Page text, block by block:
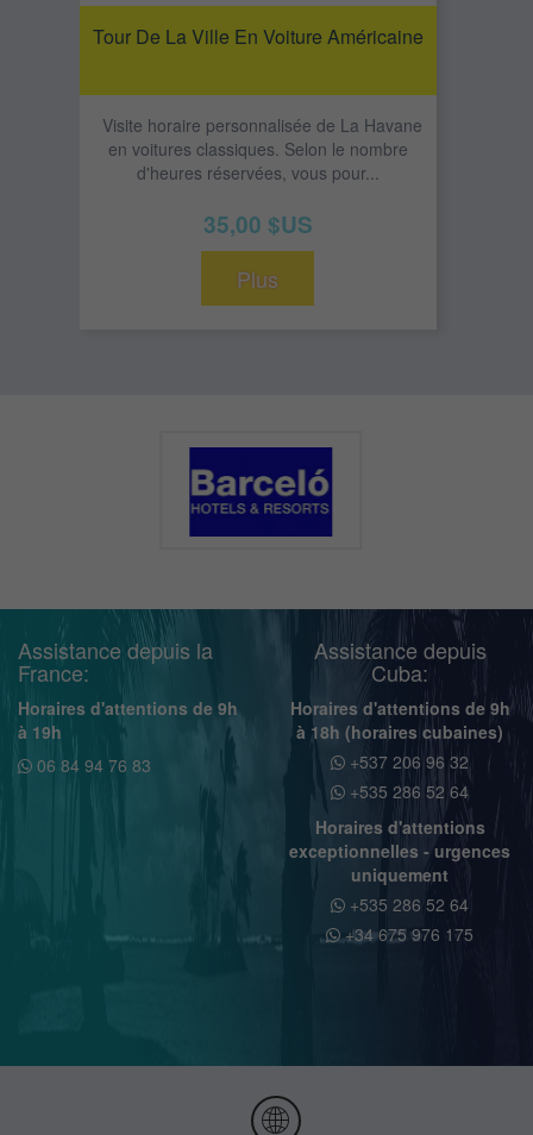
Tour De La Ville En Voiture Américaine
Visite horaire personnalisée de La Havane
en voitures classiques. Selon le nombre
d'heures réservées, vous pour...
35,00 $US
Plus
Assistance depuis la
France:
Horaires d'attentions de 9h
à 19h
06 84 94 76 83
Assistance depuis
Cuba:
Horaires d'attentions de 9h
à 18h (horaires cubaines)
+537 206 96 32
+535 286 52 64
Horaires d'attentions
exceptionnelles - urgences
uniquement
+535 286 52 64
+34 675 976 175